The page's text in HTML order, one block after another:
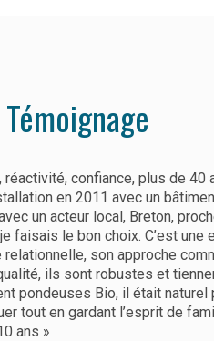
Témoignage
réactivité, confiance, plus de 40
en 2011 avec un
un acteur local, Breton,
je faisais le bon choix. C’est
relationnelle, son approche
ils sont robustes et
pondeuses Bio, il était
tout en gardant l’esprit de
ans »